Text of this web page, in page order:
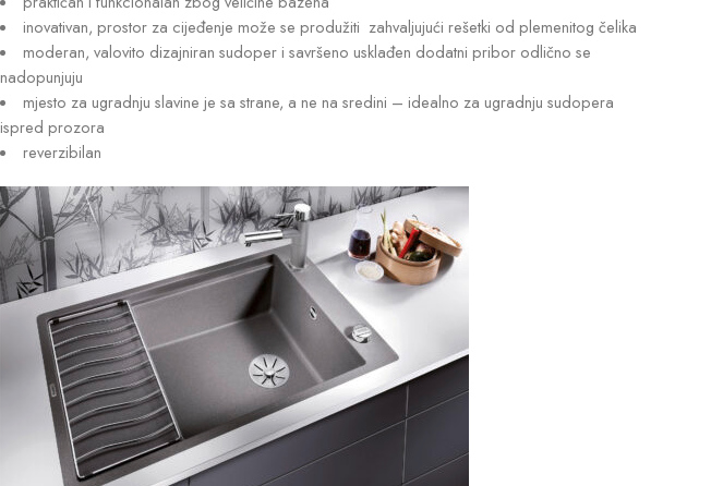
inovativan, prostor za cijeđenje može se produžiti zahvaljujući rešetki od plemenitog čelika
moderan, valovito dizajniran sudoper i savršeno usklađen dodatni pribor odlično se
nadopunjuju
mjesto za ugradnju slavine je sa strane, a ne na sredini – idealno za ugradnju sudopera
ispred prozora
reverzibilan